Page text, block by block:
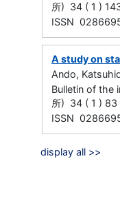
所) 34 ( 1 )
ISSN
A study on
Ando,
Bulletin of the
所) 34 ( 1 )
ISSN
display all >>